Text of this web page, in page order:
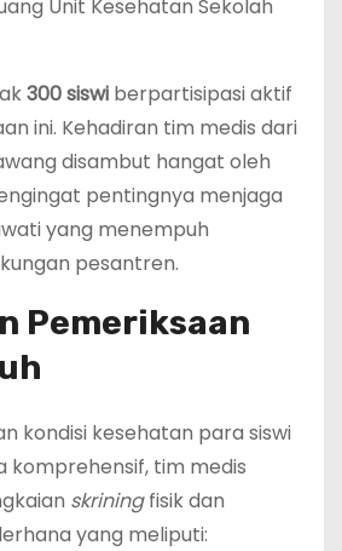
Unit Kesehatan Sekolah
300 siswi berpartisipasi aktif
ini. Kehadiran tim medis dari
disambut hangat oleh
pentingnya menjaga
yang menempuh
pesantren.
Pemeriksaan
kondisi kesehatan para siswi
komprehensif, tim medis
skriningfisik dan
yang meliputi: